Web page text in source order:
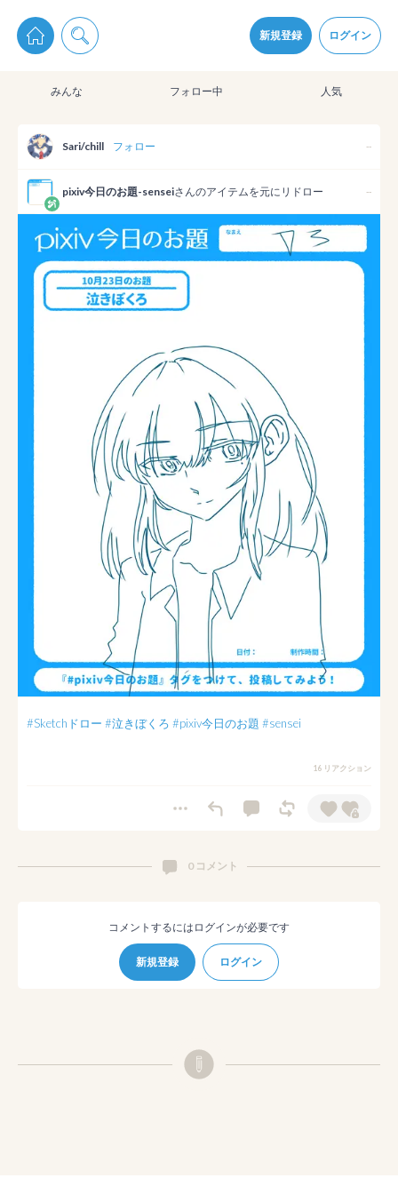
新規登録 ログイン
pixiv Sketchは2024年5月28日付で プライパシーポリシーを改定しました。
通知を受け取るにはここをクリックします
pixiv Sketchアプリでさらに快適に！
みんな フォロー中 人気
Sari/chill フォロー --
pixiv今日のお題-senseiさんのアイテムを元にリドロー --
#Sketchドロー #泣きぼくろ #pixiv今日のお題 #sensei
16 リアクション
0 コメント
コメントするにはログインが必要です
新規登録 ログイン